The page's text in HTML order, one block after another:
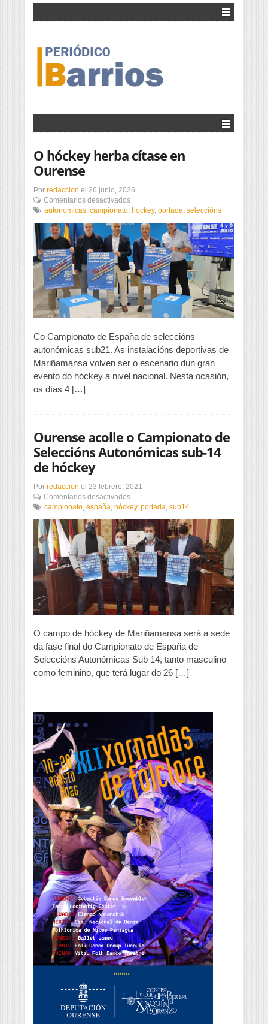
O hóckey herba cítase en
Ourense
Por redaccion el 26 junio, 2026
Comentarios desactivadosen
O
herba
cítase
en
Ourense
autonómicas, campionato, hóckey, portada, seleccións
Co Campionato de España de seleccións
autonómicas sub21. As instalacións deportivas de
Mariñamansa volven ser o escenario dun gran
evento do hóckey a nivel nacional. Nesta ocasión,
os días 4 […]
Ourense acolle o Campionato de
Seleccións Autonómicas sub-14
de hóckey
Por redaccion el 23 febrero, 2021
Comentarios desactivadosen
Ourense
Campionato
de
Seleccións
Autonómicas
sub-
14
de
hóckey
campionato, españa, hóckey, portada, sub14
O campo de hóckey de Mariñamansa será a sede
da fase final do Campionato de España de
Seleccións Autonómicas Sub 14, tanto masculino
como feminino, que terá lugar do 26 […]